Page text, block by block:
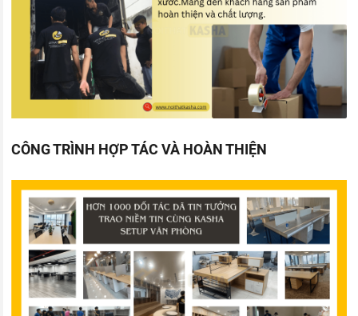
CÔNG TRÌNH HỢP TÁC VÀ HOÀN THIỆN